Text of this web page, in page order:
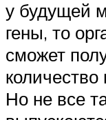
у будущей
гены, то
сможет
Но не все